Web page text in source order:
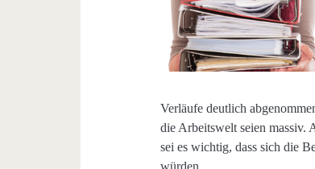
Verläufe deutlich
die Arbeitswelt seien massiv.
sei es wichtig, dass sich die
würden.